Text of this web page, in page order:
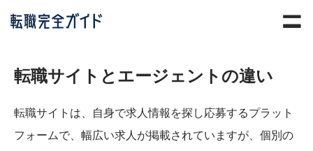
転職サイトとエージェントの違い
転職サイトは、自身で求人情報を探し応募するプラット
フォームで、幅広い求人が掲載されていますが、個別の